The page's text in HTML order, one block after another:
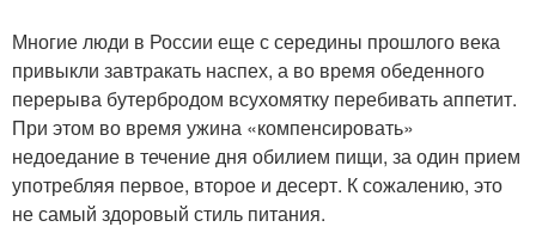
Многие люди в России еще с середины прошлого века
привыкли завтракать наспех, а во время обеденного
перерыва бутербродом всухомятку перебивать аппетит.
При этом во время ужина «компенсировать»
недоедание в течение дня обилием пищи, за один прием
употребляя первое, второе и десерт. К сожалению, это
не самый здоровый стиль питания.